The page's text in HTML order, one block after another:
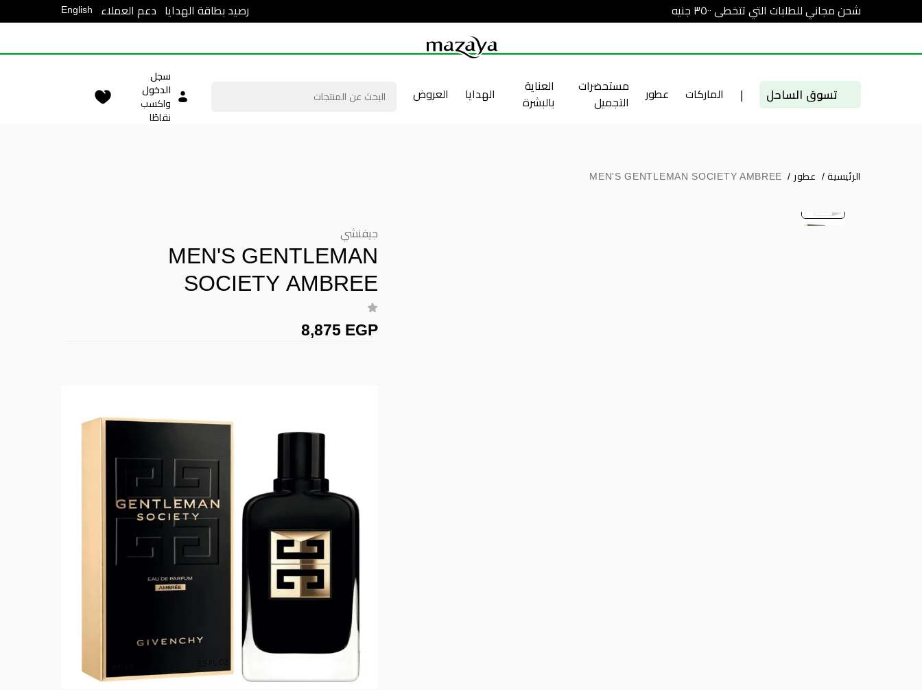
شحن مجاني للطلبات التي تتخطى ٣٥٠٠ جنيه رصيد بطاقة الهدايا دعم العملاء English
تسوق الساحل | الماركات عطور
مستحضرات
التجميل
العناية
بالبشرة
الهدايا العروض
سجل
الدخول
واكسب
نقاطًا
الرئيسية / عطور /
MEN'S GENTLEMAN SOCIETY AMBREE
جيفنشي
MEN'S GENTLEMAN
SOCIETY AMBREE
8,875 EGP